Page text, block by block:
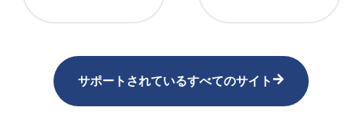
サポートされているすべてのサイト